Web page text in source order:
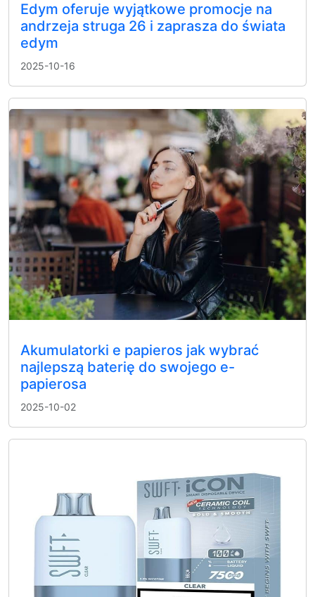
Edym oferuje wyjątkowe promocje na
andrzeja struga 26 i zaprasza do świata
edym
2025-10-16
Akumulatorki e papieros jak wybrać
najlepszą baterię do swojego e-
papierosa
2025-10-02